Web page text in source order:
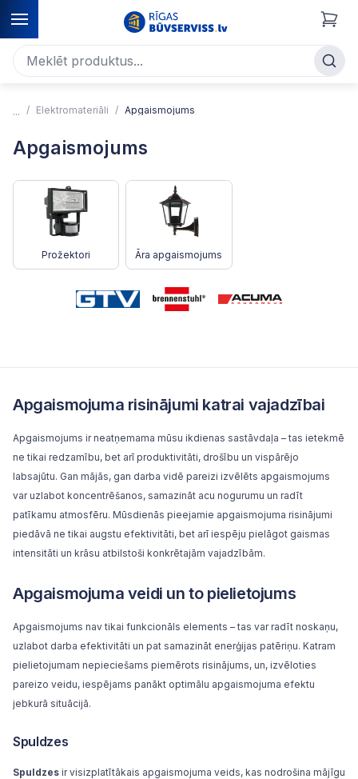
Elektromateriāli Apgaismojums
Apgaismojums
Prožektori Āra apgaismojums
Apgaismojuma risinājumi katrai vajadzībai
Apgaismojums ir neatņemama mūsu ikdienas sastāvdaļa – tas ietekmē
ne tikai redzamību, bet arī produktivitāti, drošību un vispārējo
labsajūtu. Gan mājās, gan darba vidē pareizi izvēlēts apgaismojums
var uzlabot koncentrēšanos, samazināt acu nogurumu un radīt
patīkamu atmosfēru. Mūsdienās pieejamie apgaismojuma risinājumi
piedāvā ne tikai augstu efektivitāti, bet arī iespēju pielāgot gaismas
intensitāti un krāsu atbilstoši konkrētajām vajadzībām.
Apgaismojuma veidi un to pielietojums
Apgaismojums nav tikai funkcionāls elements – tas var radīt noskaņu,
uzlabot darba efektivitāti un pat samazināt enerģijas patēriņu. Katram
pielietojumam nepieciešams piemērots risinājums, un, izvēloties
pareizo veidu, iespējams panākt optimālu apgaismojuma efektu
jebkurā situācijā.
Spuldzes
Spuldzes ir visizplatītākais apgaismojuma veids, kas nodrošina mājīgu